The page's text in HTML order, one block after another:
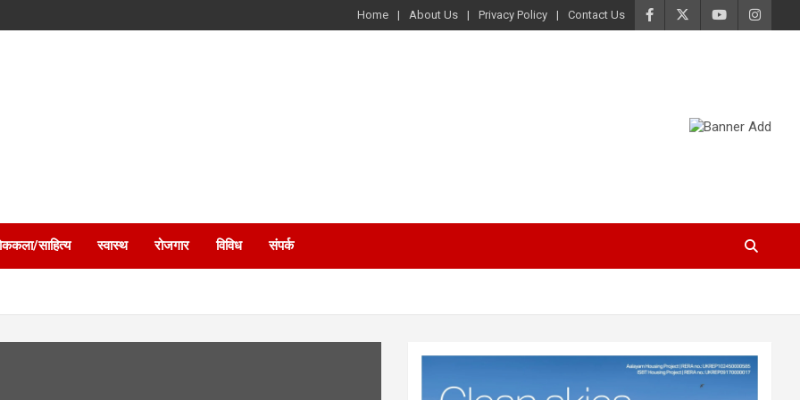
Home About Us Privacy Policy Contact Us
साहित्य स्वास्थ रोजगार विविध संपर्क